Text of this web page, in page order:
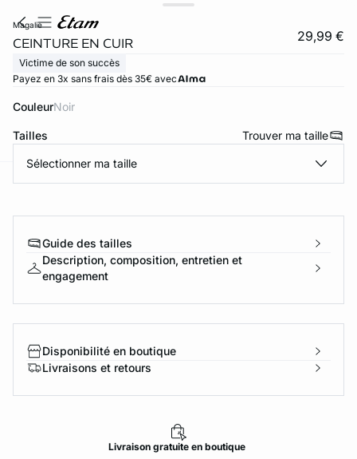
magalie
CEINTURE EN CUIR 29,99 €
Victime de son succès
Payez en 3x sans frais dès 35€ avec
Couleur noir
Tailles Trouver ma taille
Sélectionner ma taille
Guide des tailles
Description, composition, entretien et
engagement
Disponibilité en boutique
Livraisons et retours
Livraisongratuiteen boutique